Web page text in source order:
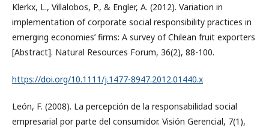
Klerkx, L., Villalobos, P., & Engler, A. (2012). Variation in
implementation of corporate social responsibility practices in
emerging economies’ firms: A survey of Chilean fruit exporters
[Abstract]. Natural Resources Forum, 36(2), 88-100.
https://doi.org/10.1111/j.1477-8947.2012.01440.x
León, F. (2008). La percepción de la responsabilidad social
empresarial por parte del consumidor. Visión Gerencial, 7(1),